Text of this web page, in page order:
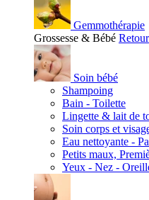
Gemmothérapie
Grossesse & Bébé Retour
Soin bébé
Shampoing
Bain - Toilette
Lingette & lait de
Soin corps et
Eau nettoyante -
Petits maux,
Yeux - Nez -